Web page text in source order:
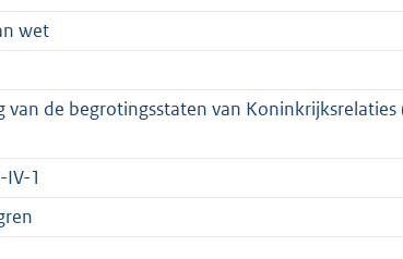
wet
van de begrotingsstaten van
1